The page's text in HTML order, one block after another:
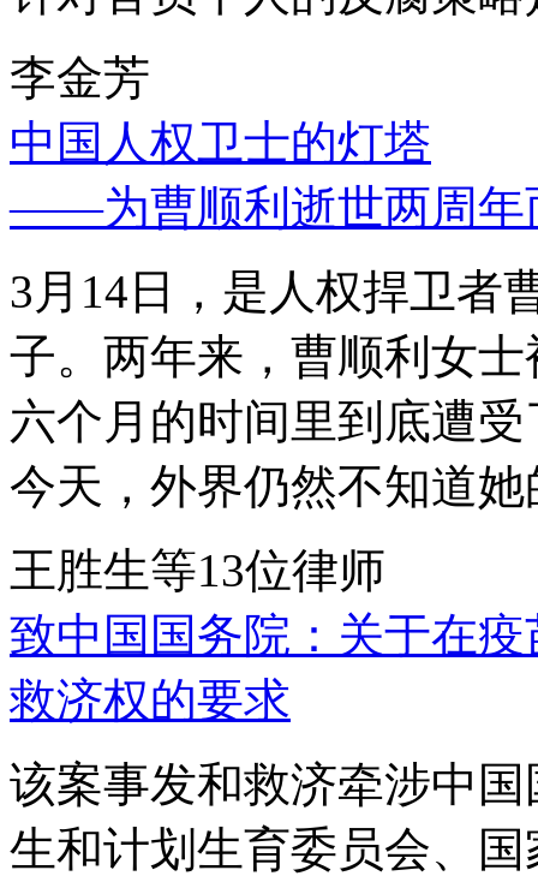
李金芳
中国人权卫士的灯塔
——为曹顺利逝世两周年
3月14日，是人权捍卫者
子。两年来，曹顺利女
六个月的时间里到底遭
今天，外界仍然不知道
王胜生等13位律师
致中国国务院：关于在
救济权的要求
该案事发和救济牵涉中
生和计划生育委员会、